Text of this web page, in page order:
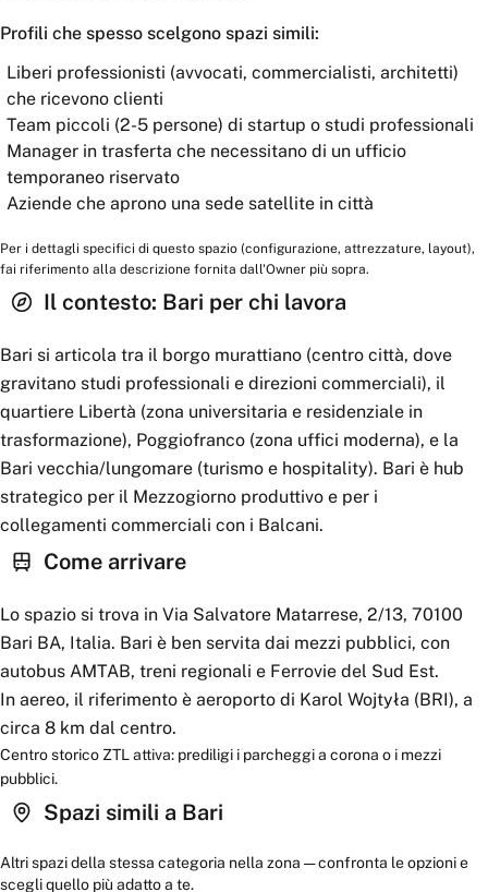
Profili che spesso scelgono spazi simili:
Liberi professionisti (avvocati, commercialisti, architetti)
che ricevono clienti
Team piccoli (2-5 persone) di startup o studi professionali
Manager in trasferta che necessitano di un ufficio
temporaneo riservato
Aziende che aprono una sede satellite in città
Per i dettagli specifici di questo spazio (configurazione, attrezzature, layout),
fai riferimento alla descrizione fornita dall'Owner più sopra.
Il contesto: Bari per chi lavora
Bari si articola tra il borgo murattiano (centro città, dove
gravitano studi professionali e direzioni commerciali), il
quartiere Libertà (zona universitaria e residenziale in
trasformazione), Poggiofranco (zona uffici moderna), e la
Bari vecchia/lungomare (turismo e hospitality). Bari è hub
strategico per il Mezzogiorno produttivo e per i
collegamenti commerciali con i Balcani.
Come arrivare
Lo spazio si trova in Via Salvatore Matarrese, 2/13, 70100
Bari BA, Italia. Bari è ben servita dai mezzi pubblici, con
autobus AMTAB, treni regionali e Ferrovie del Sud Est.
In aereo, il riferimento è aeroporto di Karol Wojtyła (BRI), a
circa 8 km dal centro.
Centro storico ZTL attiva: prediligi i parcheggi a corona o i mezzi
pubblici.
Spazi simili a Bari
Altri spazi della stessa categoria nella zona — confronta le opzioni e
scegli quello più adatto a te.